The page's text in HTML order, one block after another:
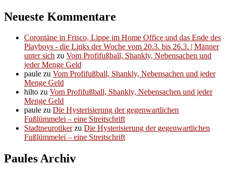
Neueste Kommentare
Corontäne in Frisco, Lippe im Home Office und das Ende des
Playboys - die Links der Woche vom 20.3. bis 26.3. | Männer
unter sich zu Vom Profifußball, Shankly, Nebensachen und
jeder Menge Geld
paule zu Vom Profifußball, Shankly, Nebensachen und jeder
Menge Geld
hilto zu Vom Profifußball, Shankly, Nebensachen und jeder
Menge Geld
paule zu Die Hysterisierung der gegenwartlichen
Fußlümmelei – eine Streitschrift
Stadtneurotikerzu Die Hysterisierung der gegenwartlichen
Fußlümmelei – eine Streitschrift
Paules Archiv